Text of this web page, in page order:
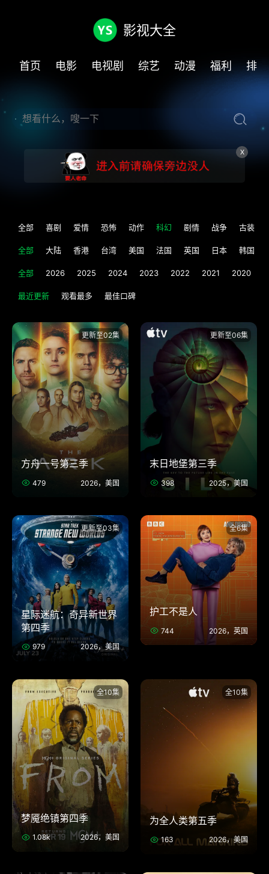
影视大全
首页 电影 电视剧 综艺 动漫 福利 排
X
全部 喜剧 爱情 恐怖 动作 科幻 剧情 战争 古装
全部 大陆 香港 台湾 美国 法国 英国 日本 韩国
全部 2026 2025 2024 2023 2022 2021 2020
最近更新 观看最多 最佳口碑
更新至02集
方舟一号第三季
479 2026，美国
更新至06集
末日地堡第三季
398 2025，美国
更新至03集
星际迷航：奇异新世界
第四季
979 2026，美国
全6集
护工不是人
744 2026，英国
全10集
梦魇绝镇第四季
1.08k 2026，美国
全10集
为全人类第五季
163 2026，美国